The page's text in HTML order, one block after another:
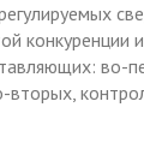
во-
вторых,